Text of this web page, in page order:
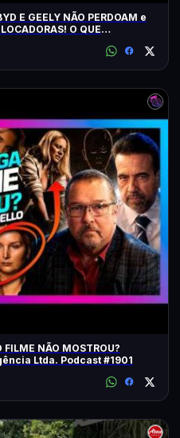
E GEELY NÃO PERDOAM e
O QUE
FILME NÃO MOSTROU?
Ltda. Podcast #1901